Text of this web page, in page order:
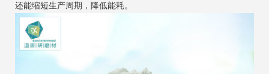
还能缩短生产周期，降低能耗。